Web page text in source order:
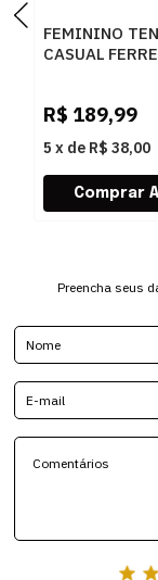
FEMININO
CASUAL
R$ 189,99
5 x de R$ 38,00
Preencha seus